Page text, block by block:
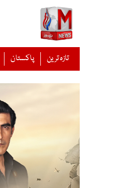
تازہ ترین پاکستان